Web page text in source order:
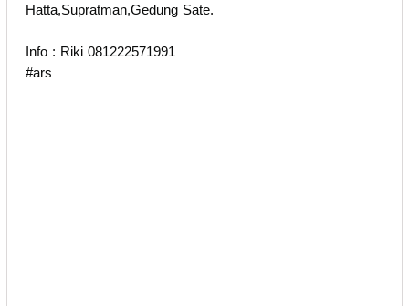
Hatta,Supratman,Gedung Sate.
Info : Riki 081222571991
#ars